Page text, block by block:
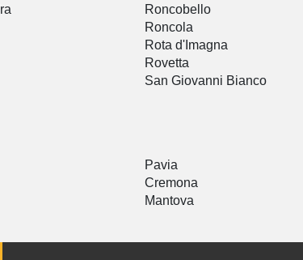
Roncobello
Roncola
Rota d'Imagna
Rovetta
San Giovanni Bianco
Pavia
Cremona
Mantova